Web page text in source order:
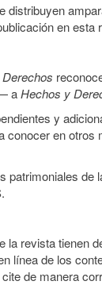
distribuyen
en
aHechos y
y
conocer en
revista tienen
línea de los
de manera